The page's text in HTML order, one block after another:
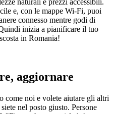
naturali e prezzi accessibili.
e, con le mappe Wi-Fi, puoi
connesso mentre godi di
inizia a pianificare il tuo
in Romania!
aggiornare
come noi e volete aiutare gli altri
nel posto giusto. Persone